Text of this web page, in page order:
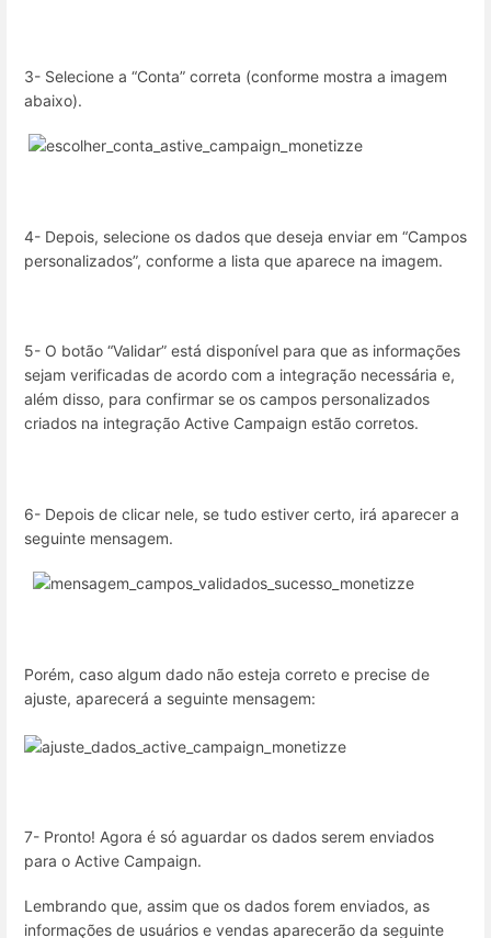
3- Selecione a “Conta” correta (conforme mostra a imagem
abaixo).
4- Depois, selecione os dados que deseja enviar em “Campos
personalizados”, conforme a lista que aparece na imagem.
5- O botão “Validar” está disponível para que as informações
sejam verificadas de acordo com a integração necessária e,
além disso, para confirmar se os campos personalizados
criados na integração Active Campaign estão corretos.
6- Depois de clicar nele, se tudo estiver certo, irá aparecer a
seguinte mensagem.
Porém, caso algum dado não esteja correto e precise de
ajuste, aparecerá a seguinte mensagem:
7- Pronto! Agora é só aguardar os dados serem enviados
para o Active Campaign.
Lembrando que, assim que os dados forem enviados, as
informações de usuários e vendas aparecerão da seguinte